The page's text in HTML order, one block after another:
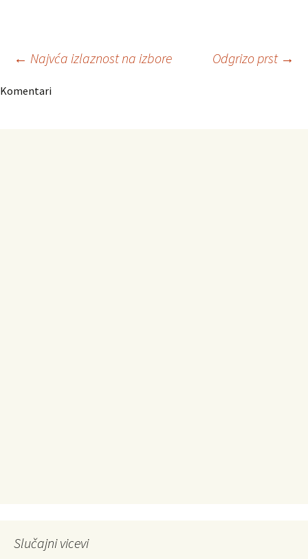
Navigacija
← Najvća izlaznost na izbore Odgrizo prst →
Komentari
Slučajni vicevi